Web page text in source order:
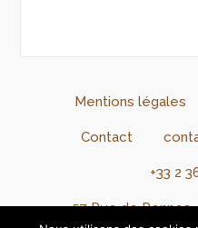
Mentions légales
Contact
+33 2
57 Rue de Rennes,